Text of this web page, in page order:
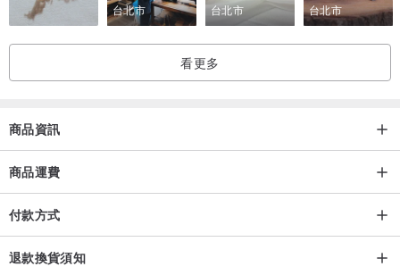
黑色：pinkoi.com/product/D29CeRKd
紫色：pinkoi.com/product/TjNnQKkS
綠色：pinkoi.com/product/7XJ5xbR4
重要事項：
所有促銷活動與特別活動 訂單，在任何情況下皆無法退貨或更換。
台北市 台北市 台北市
看更多
商品資訊
商品運費
付款方式
退款換貨須知